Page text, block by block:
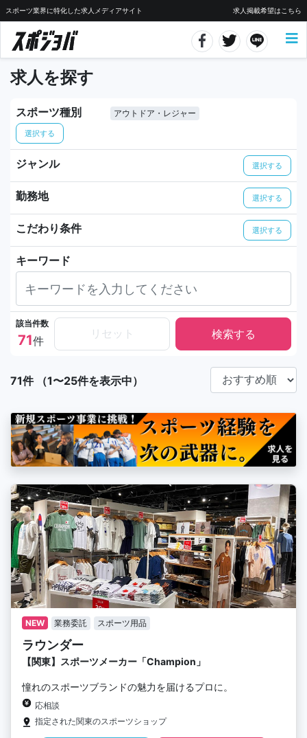
スポーツ業界に特化した求人メディアサイト 求人掲載希望はこちら
求人を探す
スポーツ種別
選択する
アウトドア・レジャー
ジャンル 選択する
勤務地 選択する
こだわり条件 選択する
キーワード
該当件数
71件
リセット
71件 （1〜25件を表示中）
NEW 業務委託 スポーツ用品
ラウンダー
【関東】スポーツメーカー「Champion」
憧れのスポーツブランドの魅力を届けるプロに。
応相談
指定された関東のスポーツショップ